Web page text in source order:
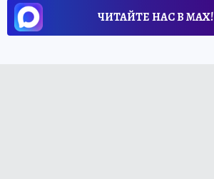
ЧИТАЙТЕ НАС В МАХ!